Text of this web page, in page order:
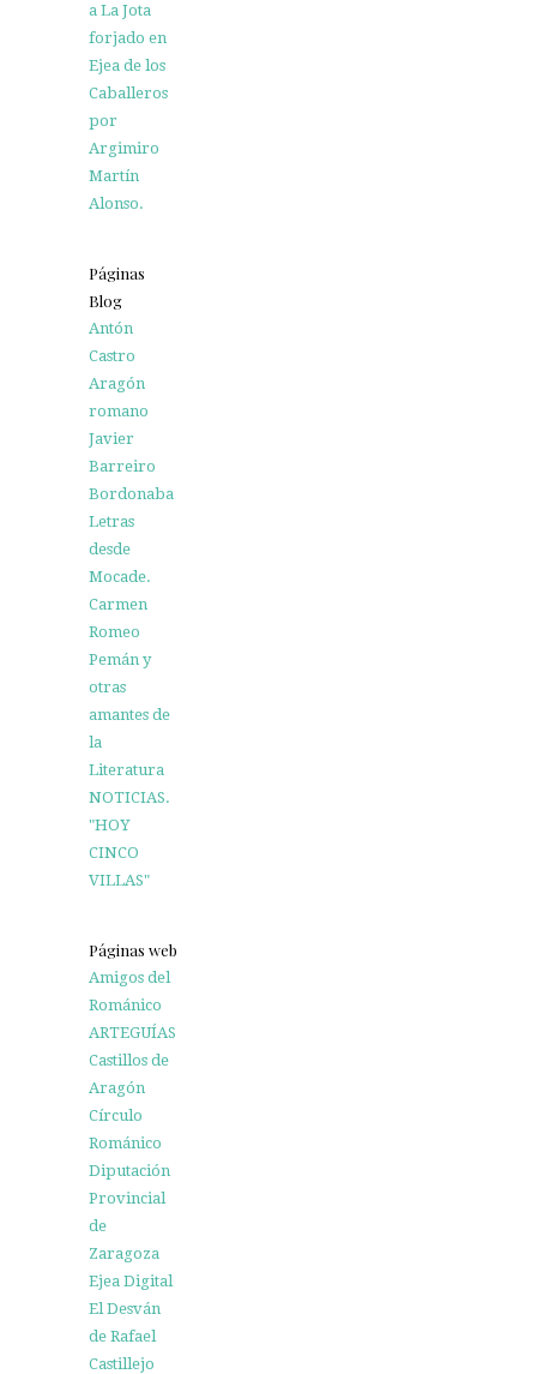
a La Jota
forjado en
Ejea de los
Caballeros
por
Argimiro
Martín
Alonso.
Páginas
Blog
Antón
Castro
Aragón
romano
Javier
Barreiro
Bordonaba
Letras
desde
Mocade.
Carmen
Romeo
Pemán y
otras
amantes de
la
Literatura
NOTICIAS.
"HOY
CINCO
VILLAS"
Páginas web
Amigos del
Románico
ARTEGUÍAS
Castillos de
Aragón
Círculo
Románico
Diputación
Provincial
de
Zaragoza
Ejea Digital
El Desván
de Rafael
Castillejo